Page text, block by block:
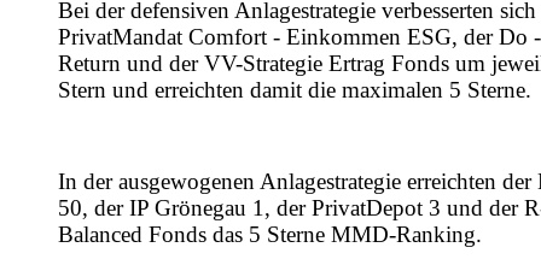
Bei der defensiven Anlagestrategie verbesserten
PrivatMandat Comfort - Einkommen ESG, der Do
Return und der VV-Strategie Ertrag Fonds um
Stern und erreichten damit die maximalen 5 Sterne.
In der ausgewogenen Anlagestrategie erreichten
50, der IP Grönegau 1, der PrivatDepot 3 und der
Balanced Fonds das 5 Sterne MMD-Ranking.